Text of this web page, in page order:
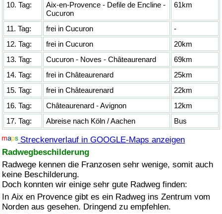
10. Tag:
Aix-en-Provence - Defile de Encline -
Cucuron
61km
11. Tag: frei in Cucuron
-
12. Tag:
frei in Cucuron
20km
13. Tag:
Cucuron - Noves - Châteaurenard
69km
14. Tag:
frei in Châteaurenard
25km
15. Tag:
frei in Châteaurenard
22km
16. Tag:
Châteaurenard - Avignon
12km
17. Tag:
Abreise nach Köln / Aachen Bus
Streckenverlauf in GOOGLE-Maps anzeigen
Radwegbeschilderung
Radwege kennen die Franzosen sehr wenige, somit auch
keine Beschilderung.
Doch konnten wir einige sehr gute Radweg finden:
In Aix en Provence gibt es ein Radweg ins Zentrum vom
Norden aus gesehen. Dringend zu empfehlen.